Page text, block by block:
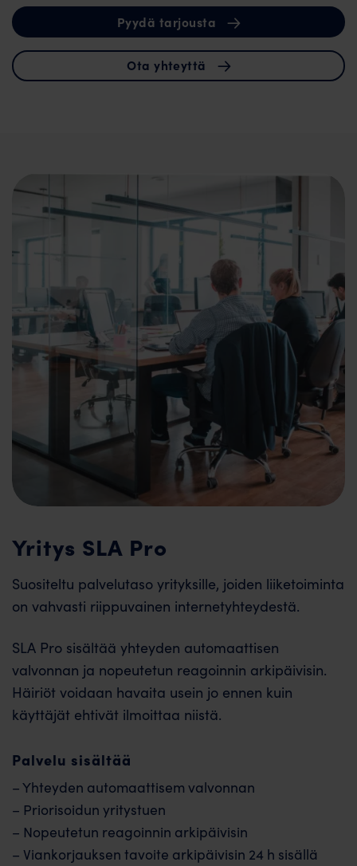
Pyydä tarjousta
Ota yhteyttä
Yritys SLA Pro
Suositeltu palvelutaso yrityksille, joiden liiketoiminta
on vahvasti riippuvainen internetyhteydestä.
SLA Pro sisältää yhteyden automaattisen
valvonnan ja nopeutetun reagoinnin arkipäivisin.
Häiriöt voidaan havaita usein jo ennen kuin
käyttäjät ehtivät ilmoittaa niistä.
Palvelu sisältää
– Yhteyden automaattisem valvonnan
– Priorisoidun yritystuen
– Nopeutetun reagoinnin arkipäivisin
– Viankorjauksen tavoite arkipäivisin 24 h sisällä